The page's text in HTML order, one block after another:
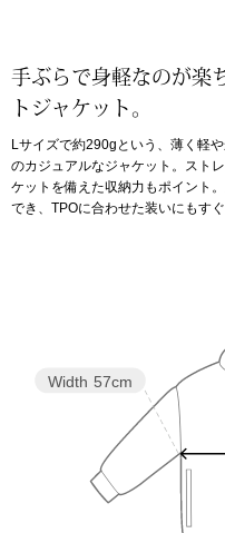
ダーウェア
ン雑貨
手ぶらで身軽なのが楽
トジャケット。
Lサイズで約290gという、薄く軽
のカジュアルなジャケット。スト
ケットを備えた収納力もポイント
でき、TPOに合わせた装いにもすぐ
Width 57cm